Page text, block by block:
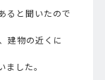
ると聞いたので
建物の近くに
した。